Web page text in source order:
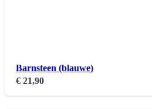
Barnsteen (blauwe)
€ 21,90